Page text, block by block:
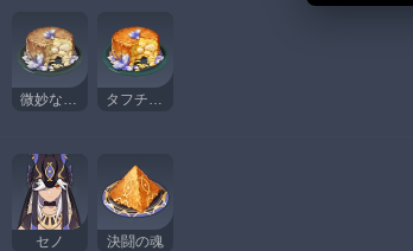
微妙なタフチーン タフチーン
セノ 決闘の魂